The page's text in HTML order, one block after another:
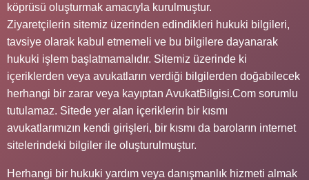
köprüsü oluşturmak amacıyla kurulmuştur.
Ziyaretçilerin sitemiz üzerinden edindikleri hukuki bilgileri,
tavsiye olarak kabul etmemeli ve bu bilgilere dayanarak
hukuki işlem başlatmamalıdır. Sitemiz üzerinde ki
içeriklerden veya avukatların verdiği bilgilerden doğabilecek
herhangi bir zarar veya kayıptan AvukatBilgisi.Com sorumlu
tutulamaz. Sitede yer alan içeriklerin bir kısmı
avukatlarımızın kendi girişleri, bir kısmı da baroların internet
sitelerindeki bilgiler ile oluşturulmuştur.
Herhangi bir hukuki yardım veya danışmanlık hizmeti almak